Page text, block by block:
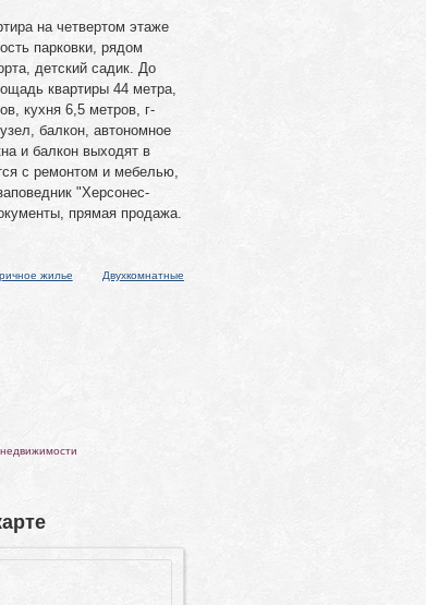
на четвертом этаже
парковки, рядом
детский садик. До
квартиры 44 метра,
кухня 6,5 метров, г-
балкон, автономное
и балкон выходят в
с ремонтом и мебелью,
"Херсонес-
прямая продажа.
жилье Двухкомнатные